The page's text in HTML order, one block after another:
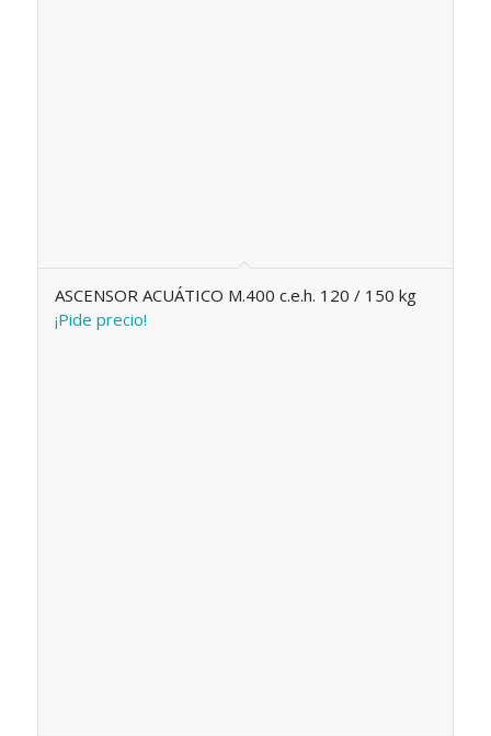
ASCENSOR ACUÁTICO M.400 c.e.h. 120 / 150 kg
¡Pide precio!